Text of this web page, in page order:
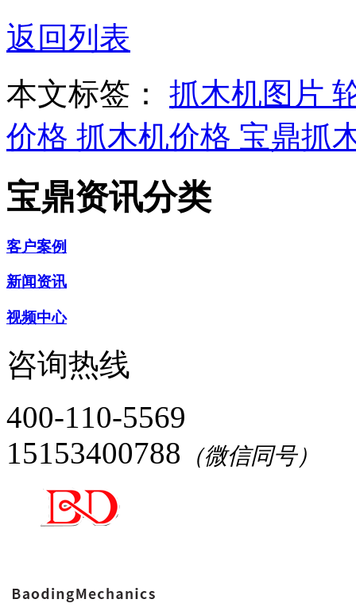
返回列表
本文标签： 抓木机图片
价格 抓木机价格 宝鼎抓
宝鼎资讯分类
客户案例
新闻资讯
视频中心
咨询热线
400-110-5569
15153400788 （微信同号）